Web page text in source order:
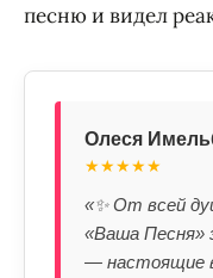
песню и видел
Олеся
★★★★★
«✨ От всей
«Ваша Песня»
— настоящие